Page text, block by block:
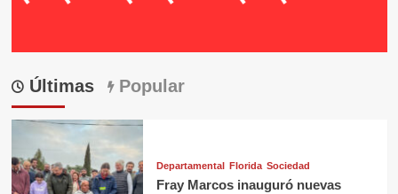
Últimas Popular
Departamental Florida Sociedad
Fray Marcos inauguró nuevas